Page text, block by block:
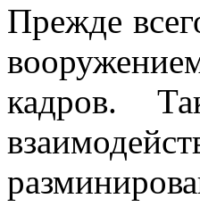
Прежде
кадров.